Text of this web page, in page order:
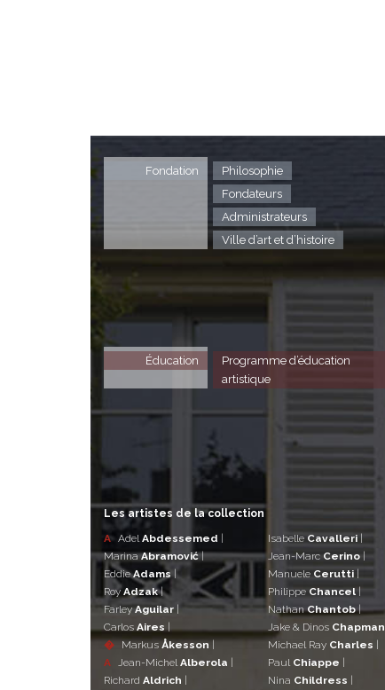
Fondation
Philosophie
Fondateurs
Administrateurs
Ville d’art et d’histoire
Éducation
Programme d’éducation
artistique
Les artistes de la collection
A Adel Abdessemed |
MarinaAbramović|
EddieAdams |
RoyAdzak|
FarleyAguilar |
Carlos Aires |
�
Markus Åkesson |
A
Jean-Michel Alberola |
Richard Aldrich |
Isabelle Cavalleri |
Jean-Marc Cerino |
Manuele Cerutti |
Philippe Chancel |
NathanChantob|
Jake & Dinos Chapman
Michael Ray Charles |
Paul Chiappe |
Nina Childress |